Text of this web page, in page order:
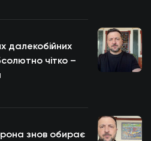
далекобійних
чітко –
знов обирає